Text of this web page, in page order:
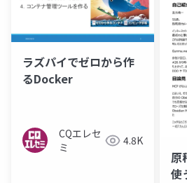
ラズパイでゼロから作
るDocker
CQエレセ
ミ
4.8K
原
使